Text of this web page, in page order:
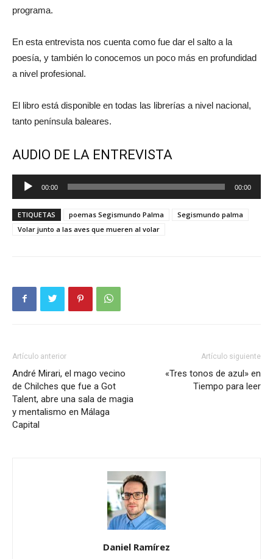
programa.
En esta entrevista nos cuenta como fue dar el salto a la
poesía, y también lo conocemos un poco más en profundidad
a nivel profesional.
El libro está disponible en todas las librerías a nivel nacional,
tanto península baleares.
AUDIO DE LA ENTREVISTA
Reproductor
de
audio
00:00 00:00
ETIQUETAS poemas Segismundo Palma
Segismundo palma
Volar junto a las aves que mueren al volar
Artículo anterior
André Mirari, el mago vecino
de Chilches que fue a Got
Talent, abre una sala de magia
y mentalismo en Málaga
Capital
Artículo siguiente
«Tres tonos de azul» en
Tiempo para leer
Daniel Ramírez